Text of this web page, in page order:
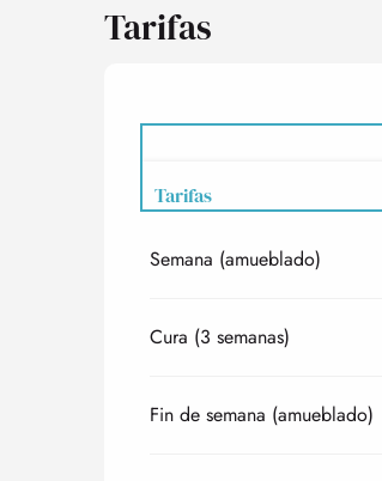
Tarifas
Tarifas
Tarifas 2027
Semana (amueblado)
Cura (3 semanas)
Fin de semana (amueblado)